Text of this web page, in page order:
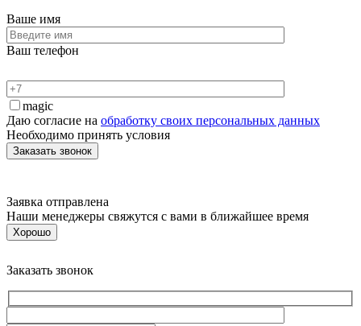
Ваше имя
Ваш телефон
magic
Даю согласие на обработку своих персональных данных
Необходимо принять условия
Заявка отправлена
Наши менеджеры свяжутся с вами в ближайшее время
Хорошо
Заказать звонок